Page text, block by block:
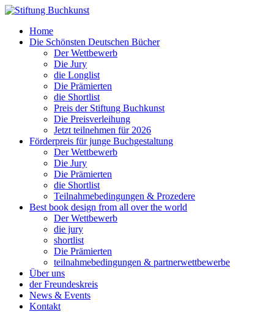
Home
Die Schönsten Deutschen Bücher
Der Wettbewerb
Die Jury
die Longlist
Die Prämierten
die Shortlist
Preis der Stiftung Buchkunst
Die Preisverleihung
Jetzt teilnehmen für 2026
Förderpreis für junge Buchgestaltung
Der Wettbewerb
Die Jury
Die Prämierten
die Shortlist
Teilnahmebedingungen & Prozedere
Best book design from all over the world
Der Wettbewerb
die jury
shortlist
Die Prämierten
teilnahmebedingungen & partnerwettbewerbe
Über uns
der Freundeskreis
News & Events
Kontakt